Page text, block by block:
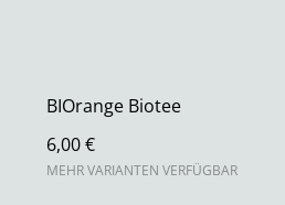
BIOrange Biotee
6,00 €
MEHR VARIANTEN VERFÜGBAR